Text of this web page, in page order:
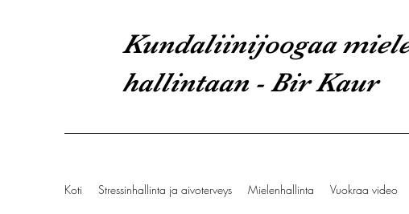
Kundaliinijoogaa
hallintaan - Bir Kaur
Koti Stressinhallinta ja aivoterveys Mielenhallinta Vuokraa video